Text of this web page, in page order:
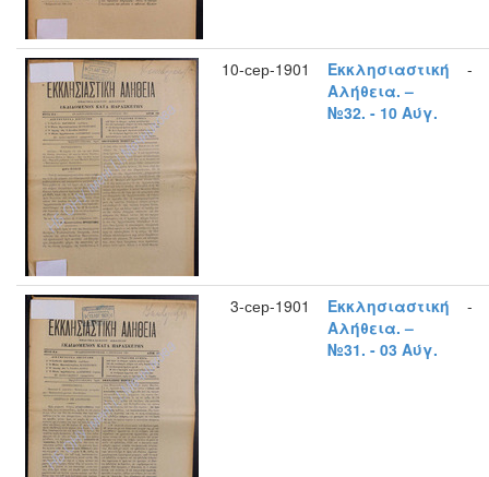
10-сер-1901
Εκκλησιαστική
Αλήθεια. –
№32. - 10 Αύγ.
-
3-сер-1901
Εκκλησιαστική
Αλήθεια. –
№31. - 03 Αύγ.
-